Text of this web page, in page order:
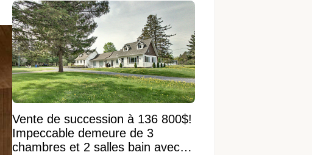
Vente de succession à 136 800$!
Impeccable demeure de 3
chambres et 2 salles bain avec